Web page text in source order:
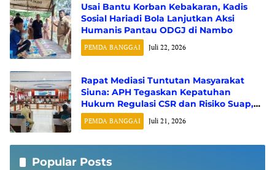
Usai Bantu Korban Kebakaran, Kadis
Sosial Hariadi Bola Lanjutkan Aksi
Humanis Pantau ODGJ di Nambo
PEMDA BANGGAI Juli 22, 2026
Rapat Mediasi Tuntutan Masyarakat
Siuna: APH Tegaskan Kepatuhan
Hukum Regulasi CSR dan Risiko Suap,
Perusahaan Suarakan Hak Asasi
Karyawan
PEMDA BANGGAI Juli 21, 2026
Popular Posts